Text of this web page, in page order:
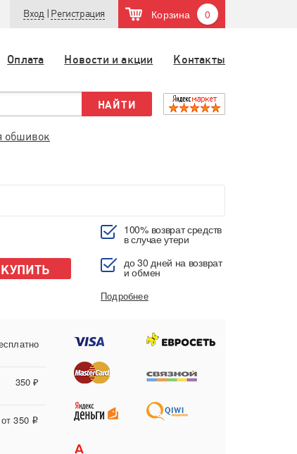
Вход Регистрация Корзина 0
Оплата Новости и акции Контакты
обшивок
КУПИТЬ
350 ₽
от 350 i
100% возврат средств
в случае утери
до 30 дней на возврат
и обмен
Подробнее